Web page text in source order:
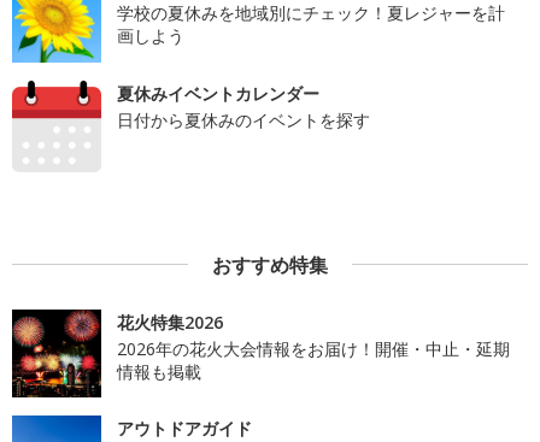
学校の夏休みを地域別にチェック！夏レジャーを計
画しよう
夏休みイベントカレンダー
日付から夏休みのイベントを探す
おすすめ特集
花火特集2026
2026年の花火大会情報をお届け！開催・中止・延期
情報も掲載
アウトドアガイド